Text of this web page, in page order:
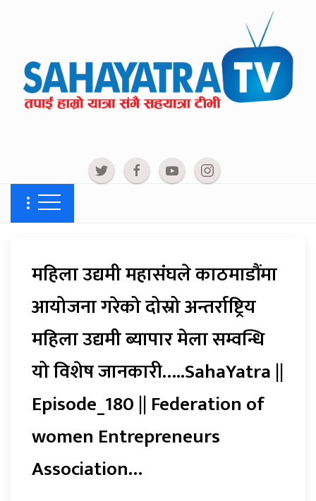
महिला उद्यमी महासंघले काठमाडौंमा
आयोजना गरेको दोस्रो अन्तर्राष्ट्रिय
महिला उद्यमी ब्यापार मेला सम्वन्धि
यो विशेष जानकारी…..SahaYatra ||
Episode_180 || Federation of
women Entrepreneurs
Association…